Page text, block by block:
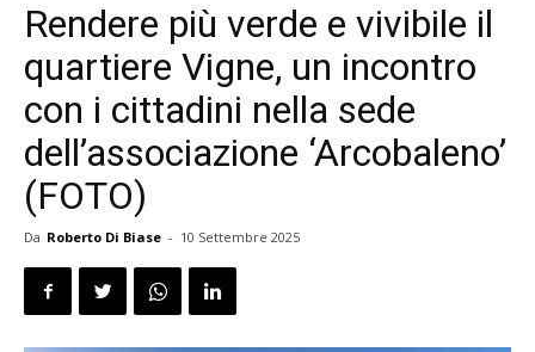
Rendere più verde e vivibile il
quartiere Vigne, un incontro
con i cittadini nella sede
dell’associazione ‘Arcobaleno’
(FOTO)
Da Roberto Di Biase - 10 Settembre 2025